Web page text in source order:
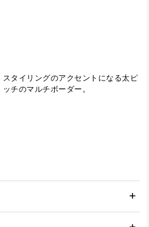
スタイリングのアクセントになる太ピ
ッチのマルチボーダー。